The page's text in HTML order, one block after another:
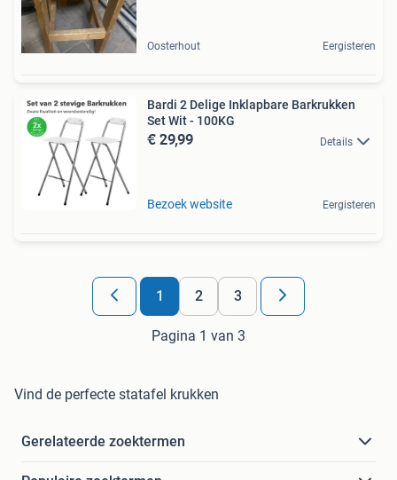
Oosterhout Eergisteren
Bardi 2 Delige Inklapbare Barkrukken
Set Wit - 100KG
€ 29,99 Details
Bezoek website Eergisteren
1 2 3
Pagina 1 van 3
Vind de perfecte statafel krukken
Gerelateerde zoektermen